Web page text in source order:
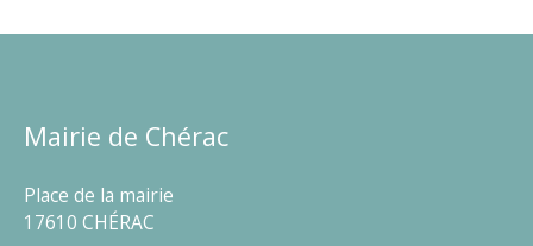
Mairie de Chérac
Place de la mairie
17610 CHÉRAC